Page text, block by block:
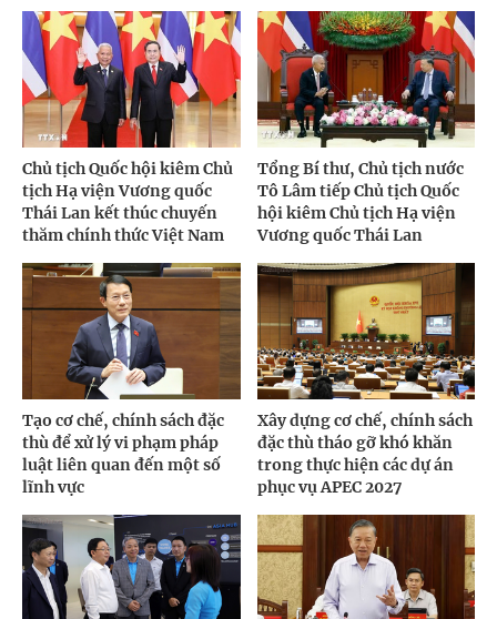
Chủ tịch Quốc hội kiêm Chủ
tịch Hạ viện Vương quốc
Thái Lan kết thúc chuyến
thăm chính thức Việt Nam
Tổng Bí thư, Chủ tịch nước
Tô Lâm tiếp Chủ tịch Quốc
hội kiêm Chủ tịch Hạ viện
Vương quốc Thái Lan
Tạo cơ chế, chính sách đặc
thù để xử lý vi phạm pháp
luật liên quan đến một số
lĩnh vực
Xây dựng cơ chế, chính sách
đặc thù tháo gỡ khó khăn
trong thực hiện các dự án
phục vụ APEC 2027